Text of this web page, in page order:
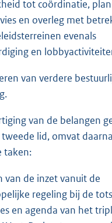
tot coördinatie,
en overleg met
evenals
en
van verdere
van de belangen
lid, omvat
taken:
van de inzet vanuit de
regeling bij de
en agenda van het